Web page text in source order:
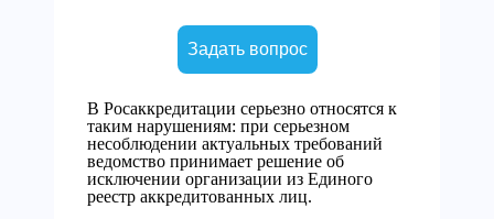
Задать вопрос
В Росаккредитации серьезно относятся к
таким нарушениям: при серьезном
несоблюдении актуальных требований
ведомство принимает решение об
исключении организации из Единого
реестр аккредитованных лиц.